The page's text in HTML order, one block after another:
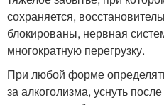
сохраняется,
блокированы, нервная
многократную перегрузку.
При любой форме
за алкоголизма, уснуть